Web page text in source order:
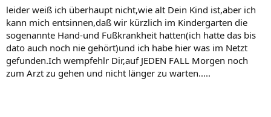
leider weiß ich überhaupt nicht,wie alt Dein Kind ist,aber ich
kann mich entsinnen,daß wir kürzlich im Kindergarten die
sogenannte Hand-und Fußkrankheit hatten(ich hatte das bis
dato auch noch nie gehört)und ich habe hier was im Netzt
gefunden.Ich wempfehlr Dir,auf JEDEN FALL Morgen noch
zum Arzt zu gehen und nicht länger zu warten.....